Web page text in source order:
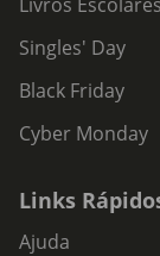
Singles' Day
Black Friday
Cyber Monday
Links
Ajuda